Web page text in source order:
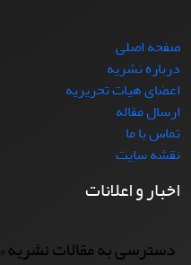
صفحه اصلی
درباره نشریه
اعضای هیات تحریریه
ارسال مقاله
تماس با ما
نقشه سایت
اخبار و اعلانات
دسترسی به مقالات نشریه «